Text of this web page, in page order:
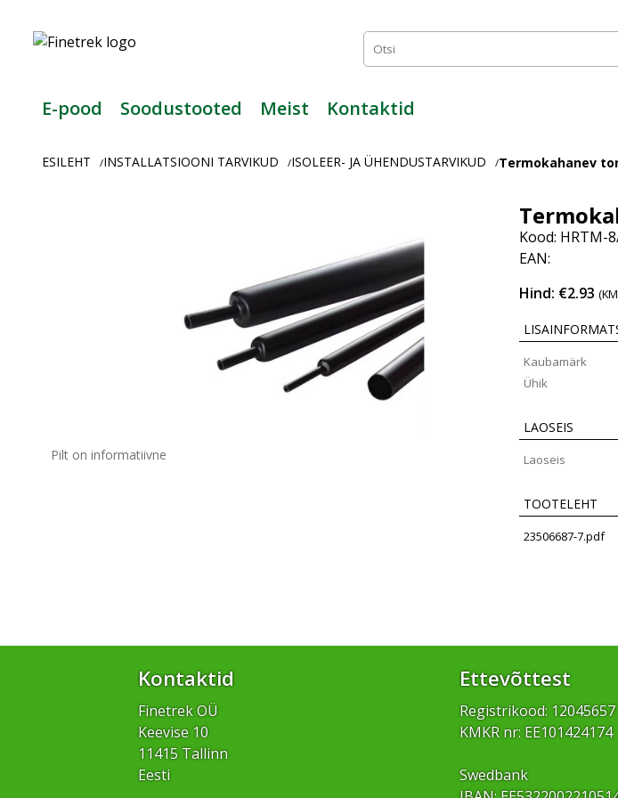
Usaldusväärne
tööstusautomaatika
E-pood Soodustooted Meist Kontaktid
ESILEHT /INSTALLATSIOONI TARVIKUD /ISOLEER- JA ÜHENDUSTARVIKUD /Termokahanev
Pilt on informatiivne
Kood: HRTM-
EAN:
Hind: €2.93
Kaubamärk
Ühik
LAOSEIS
Laoseis
TOOTELEHT
23506687-7.pdf
Kontaktid
Finetrek OÜ
Keevise 10
11415 Tallinn
Eesti
Ettevõttest
Registrikood: 12045657
KMKR nr: EE101424174
Swedbank